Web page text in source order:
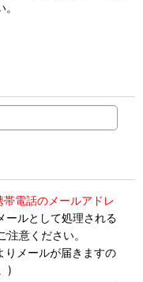
電話のメールアドレ
ールとして処理される
意ください。
メールが届きますの
)